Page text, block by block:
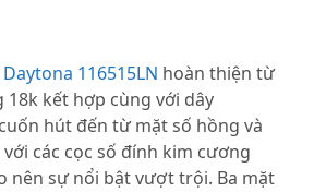
116515LN hoàn thiện từ
18k kết hợp cùng với dây
hút đến từ mặt số hồng và
các cọc số đính kim cương
nên sự nổi bật vượt trội. Ba mặt